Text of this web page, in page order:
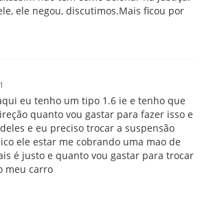
ele negou, discutimos.Mais ficou por
eu tenho um tipo 1.6 ie e tenho que
quanto vou gastar para fazer isso e
e eu preciso trocar a suspensão
ele estar me cobrando uma mao de
é justo e quanto vou gastar para trocar
meu carro